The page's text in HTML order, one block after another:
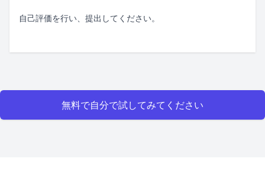
自己評価を行い、提出してください。
無料で自分で試してみてください